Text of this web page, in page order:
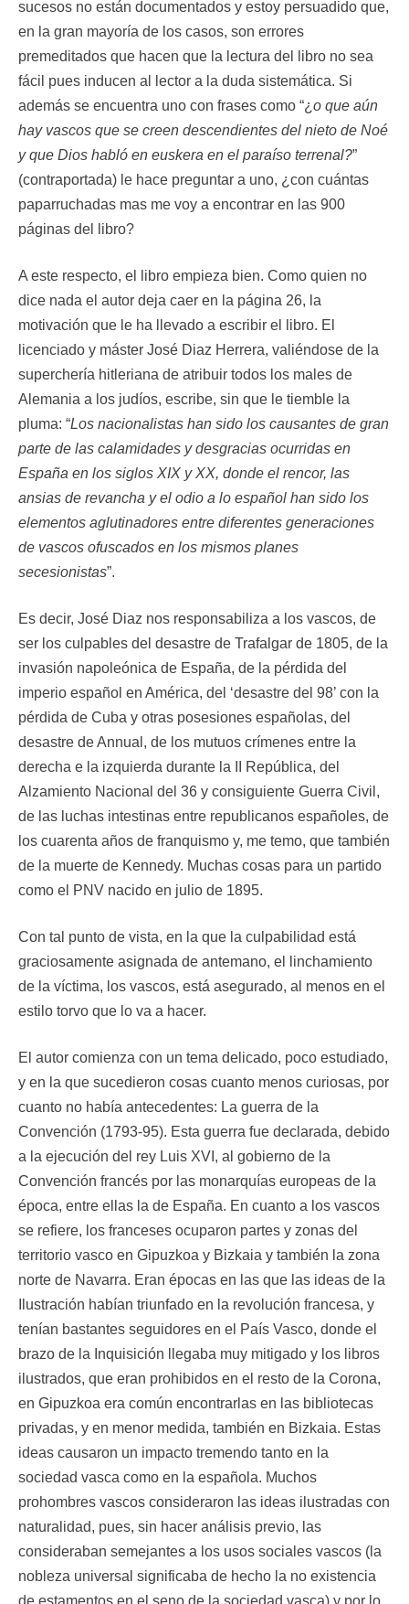
sucesos no están documentados y estoy persuadido que,
en la gran mayoría de los casos, son errores
premeditados que hacen que la lectura del libro no sea
fácil pues inducen al lector a la duda sistemática. Si
además se encuentra uno con frases como “¿ o que aún
hay vascos que se creen descendientes del nieto de Noé
y que Dios habló en euskera en el paraíso terrenal?”
(contraportada) le hace preguntar a uno, ¿con cuántas
paparruchadas mas me voy a encontrar en las 900
páginas del libro?
A este respecto, el libro empieza bien. Como quien no
dice nada el autor deja caer en la página 26, la
motivación que le ha llevado a escribir el libro. El
licenciado y máster José Diaz Herrera, valiéndose de la
superchería hitleriana de atribuir todos los males de
Alemania a los judíos, escribe, sin que le tiemble la
pluma: “Los nacionalistas han sido los causantes de gran
parte de las calamidades y desgracias ocurridas en
España en los siglos XIX y XX, donde el rencor, las
ansias de revancha y el odio a lo español han sido los
elementos aglutinadores entre diferentes generaciones
de vascos ofuscados en los mismos planes
secesionistas”.
Es decir, José Diaz nos responsabiliza a los vascos, de
ser los culpables del desastre de Trafalgar de 1805, de la
invasión napoleónica de España, de la pérdida del
imperio español en América, del ‘desastre del 98’ con la
pérdida de Cuba y otras posesiones españolas, del
desastre de Annual, de los mutuos crímenes entre la
derecha e la izquierda durante la II República, del
Alzamiento Nacional del 36 y consiguiente Guerra Civil,
de las luchas intestinas entre republicanos españoles, de
los cuarenta años de franquismo y, me temo, que también
de la muerte de Kennedy. Muchas cosas para un partido
como el PNV nacido en julio de 1895.
Con tal punto de vista, en la que la culpabilidad está
graciosamente asignada de antemano, el linchamiento
de la víctima, los vascos, está asegurado, al menos en el
estilo torvo que lo va a hacer.
El autor comienza con un tema delicado, poco estudiado,
y en la que sucedieron cosas cuanto menos curiosas, por
cuanto no había antecedentes: La guerra de la
Convención (1793-95). Esta guerra fue declarada, debido
a la ejecución del rey Luis XVI, al gobierno de la
Convención francés por las monarquías europeas de la
época, entre ellas la de España. En cuanto a los vascos
se refiere, los franceses ocuparon partes y zonas del
territorio vasco en Gipuzkoa y Bizkaia y también la zona
norte de Navarra. Eran épocas en las que las ideas de la
Ilustración habían triunfado en la revolución francesa, y
tenían bastantes seguidores en el País Vasco, donde el
brazo de la Inquisición llegaba muy mitigado y los libros
ilustrados, que eran prohibidos en el resto de la Corona,
en Gipuzkoa era común encontrarlas en las bibliotecas
privadas, y en menor medida, también en Bizkaia. Estas
ideas causaron un impacto tremendo tanto en la
sociedad vasca como en la española. Muchos
prohombres vascos consideraron las ideas ilustradas con
naturalidad, pues, sin hacer análisis previo, las
consideraban semejantes a los usos sociales vascos (la
nobleza universal significaba de hecho la no existencia